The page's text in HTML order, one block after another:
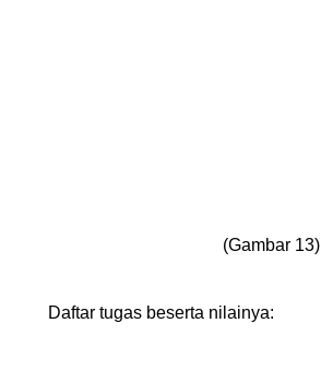
(Gambar 13)
Daftar tugas beserta nilainya: